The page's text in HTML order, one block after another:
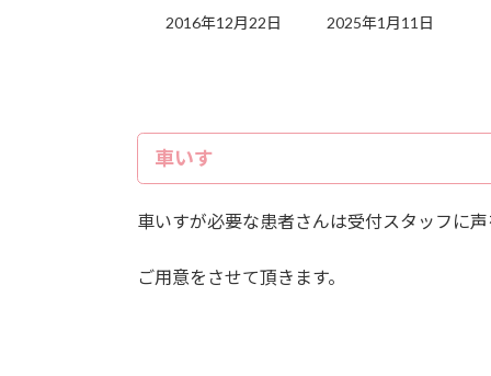
2016年12月22日
最
時
2025年1月11日
車いす
車いすが必要な患者さんは受付スタッフに
ご用意をさせて頂きます。